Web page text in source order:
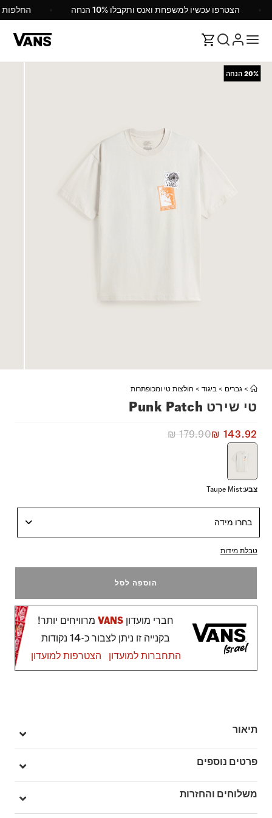
הצטרפו עכשיו למשפחת ואנס ותקבלו 10% הנחה
20% הנחה
> גברים > ביגוד > חולצות טי ומכופתרות
טי שירט Punk Patch
₪179.90₪ 143.92
צבע:
Taupe Mist
בחרו מידה
טבלת מידות
הוספה לסל
חברי מועדון VANSמרוויחים יותר!
בקנייה זו ניתן לצבור כ-14 נקודות
התחברות למועדון
הצטרפות למועדון
תיאור
של שנות ה־70 עם הדפסים של פאצ'ים שמוסיפים נוכחות ועיצוב עמיד
לאורך זמן. עם שרוולים קצרים לסטייל יומיומי, זו חולצה שמשלבת בין
נוחות לאופי חתרני.
פרטים נוספים
מק"ט: V00PB9EN9
משלוחים והחזרות